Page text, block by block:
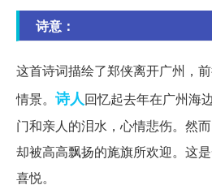
诗意：
这首诗词描绘了郑侠离开广州，
情景。 诗人回忆起去年在广州海
门和亲人的泪水，心情悲伤。然
却被高高飘扬的旄旗所欢迎。这
喜悦。